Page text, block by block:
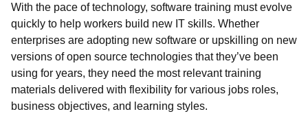
With the pace of technology, software training must evolve
quickly to help workers build new IT skills. Whether
enterprises are adopting new software or upskilling on new
versions of open source technologies that they’ve been
using for years, they need the most relevant training
materials delivered with flexibility for various jobs roles,
business objectives, and learning styles.